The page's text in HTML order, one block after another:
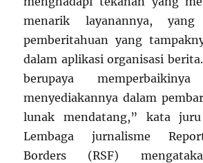
menarik layanannya, yang
pemberitahuan yang
dalam aplikasi organisasi
berupaya
menyediakannya dalam
lunak mendatang,” kata
Lembaga jurnalisme
Borders (RSF)